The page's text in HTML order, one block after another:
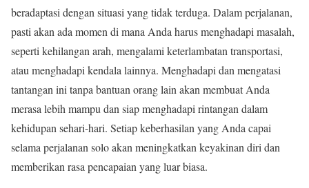
beradaptasi dengan situasi yang tidak terduga. Dalam perjalanan,
pasti akan ada momen di mana Anda harus menghadapi masalah,
seperti kehilangan arah, mengalami keterlambatan transportasi,
atau menghadapi kendala lainnya. Menghadapi dan mengatasi
tantangan ini tanpa bantuan orang lain akan membuat Anda
merasa lebih mampu dan siap menghadapi rintangan dalam
kehidupan sehari-hari. Setiap keberhasilan yang Anda capai
selama perjalanan solo akan meningkatkan keyakinan diri dan
memberikan rasa pencapaian yang luar biasa.